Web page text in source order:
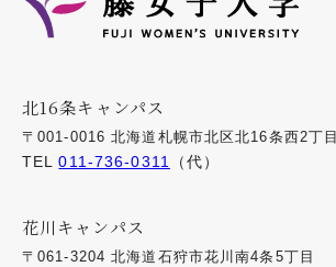
北16条キャンパス
〒001-0016 北海道札幌市北区北16条西2丁目
TEL011-736-0311 （代）
花川キャンパス
〒061-3204 北海道石狩市花川南4条5丁目